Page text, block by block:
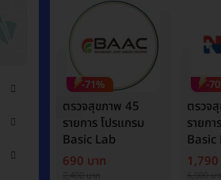
-71%
ตรวจสุขภาพ 45
รายการ โปรแกรม
Basic Lab
690 บาท
-
ตรวจ
รายกา
Basic
1,790